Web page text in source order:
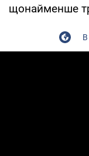
щонайменше